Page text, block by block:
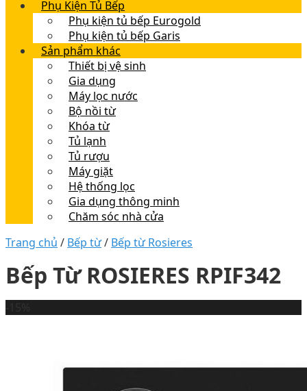
Phụ Kiện Tủ Bếp
Phụ kiện tủ bếp Eurogold
Phụ kiện tủ bếp Garis
Sản phẩm khác
Thiết bị vệ sinh
Gia dụng
Máy lọc nước
Bộ nồi từ
Khóa từ
Tủ lạnh
Tủ rượu
Máy giặt
Hệ thống lọc
Gia dụng thông minh
Chăm sóc nhà cửa
Trang chủ / Bếp từ/ Bếp từ Rosieres
Bếp Từ ROSIERES RPIF342